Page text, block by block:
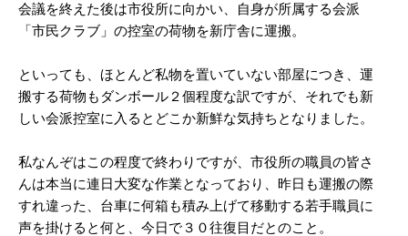
会議を終えた後は市役所に向かい、自身が所属する会派
「市民クラブ」の控室の荷物を新庁舎に運搬。
といっても、ほとんど私物を置いていない部屋につき、運
搬する荷物もダンボール２個程度な訳ですが、それでも新
しい会派控室に入るとどこか新鮮な気持ちとなりました。
私なんぞはこの程度で終わりですが、市役所の職員の皆さ
んは本当に連日大変な作業となっており、昨日も運搬の際
すれ違った、台車に何箱も積み上げて移動する若手職員に
声を掛けると何と、今日で３０往復目だとのこと。